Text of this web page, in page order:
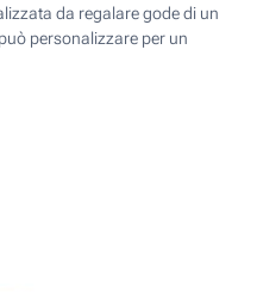
da regalare gode di un
personalizzare per un